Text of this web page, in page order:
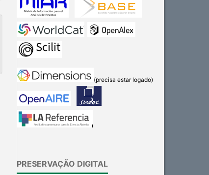
(precisa estar logado)
PRESERVAÇÃO DIGITAL